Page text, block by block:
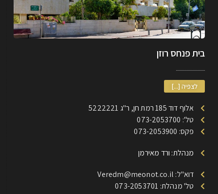
בית פנחס רוזן
לצפיה [...]
אלוף דוד 185 רמת חן, ר"ג 5222221
טל': 073-2053700
פקס: 073-2053900
מנהלת: ורד מאירמן
דוא"ל: Veredm@meonot.co.il
טל' מנהלת: 073-2053701